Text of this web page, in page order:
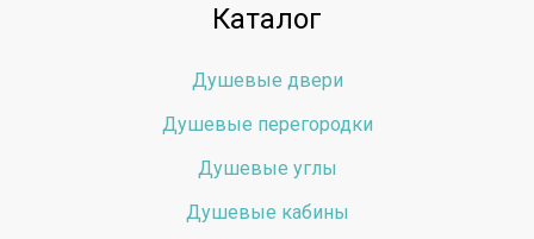
Каталог
Душевые двери
Душевые перегородки
Душевые углы
Душевые кабины